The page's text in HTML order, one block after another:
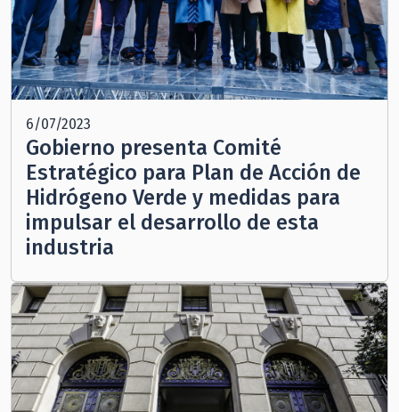
6/07/2023
Gobierno presenta Comité
Estratégico para Plan de Acción de
Hidrógeno Verde y medidas para
impulsar el desarrollo de esta
industria